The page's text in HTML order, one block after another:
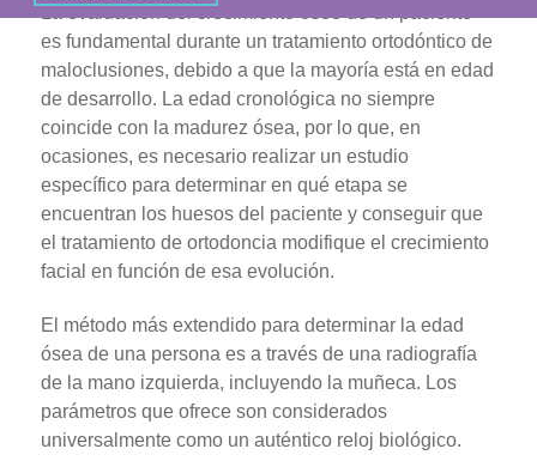
La evaluación del crecimiento óseo de un paciente
es fundamental durante un tratamiento ortodóntico de
maloclusiones, debido a que la mayoría está en edad
de desarrollo. La edad cronológica no siempre
coincide con la madurez ósea, por lo que, en
ocasiones, es necesario realizar un estudio
específico para determinar en qué etapa se
encuentran los huesos del paciente y conseguir que
el tratamiento de ortodoncia modifique el crecimiento
facial en función de esa evolución.
El método más extendido para determinar la edad
ósea de una persona es a través de una radiografía
de la mano izquierda, incluyendo la muñeca. Los
parámetros que ofrece son considerados
universalmente como un auténtico reloj biológico.